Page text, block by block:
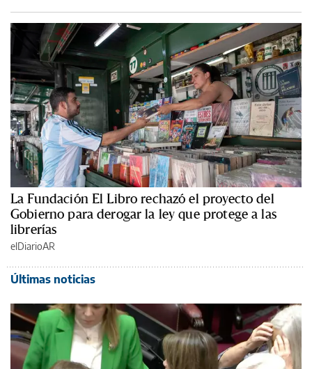
La Fundación El Libro rechazó el proyecto del
Gobierno para derogar la ley que protege a las
librerías
elDiarioAR
Últimas noticias